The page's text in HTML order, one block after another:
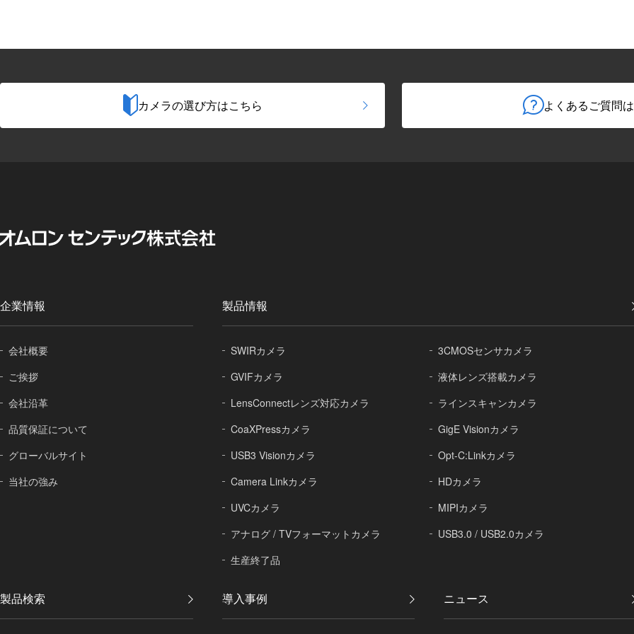
カメラの選び方はこちら よくあるご質問
企業情報
会社概要
ご挨拶
会社沿革
品質保証について
グローバルサイト
当社の強み
製品情報
SWIRカメラ
3CMOSセンサカメラ
GVIFカメラ
液体レンズ搭載カメラ
LensConnectレンズ対応カメラ
ラインスキャンカメラ
CoaXPressカメラ
GigE Visionカメラ
USB3 Visionカメラ
Opt-C:Linkカメラ
Camera Linkカメラ
HDカメラ
UVCカメラ
MIPIカメラ
アナログ / TVフォーマットカメラ
USB3.0 / USB2.0カメラ
生産終了品
製品検索 導入事例 ニュース